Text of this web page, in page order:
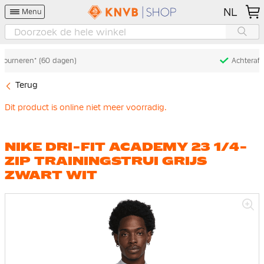
Menu NL
Terug
Dit product is online niet meer voorradig.
NIKE DRI-FIT ACADEMY 23 1/4-
ZIP TRAININGSTRUI GRIJS
ZWART WIT